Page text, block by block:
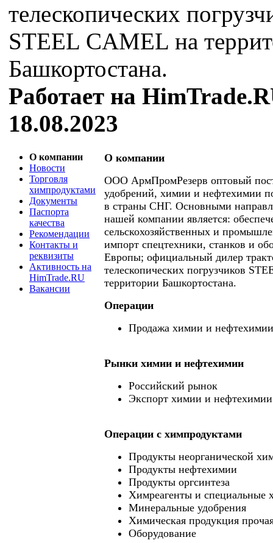
телескопических
STEEL CAMEL на
Башкортостана.
Работает на
18.08.2023
О компании
Новости
Торговля
химпродуктами
Документы
Паспорта
качества
Рекомендации
Контакты и
реквизиты
Активность на
HimTrade.RU
Вакансии
О компании
ООО АрмПромРезерв оптовый
удобрений, химии и нефтехимии
в страны СНГ. Основными
нашей компании является:
сельскохозяйственных и
импорт спецтехники, станков и
Европы; официальный дилер
телескопических погрузчиков
территории Башкортостана.
Операции
Продажа химии и нефтехимии
Рынки химии и нефтехимии
Российский рынок
Экспорт химии и нефтехимии
Операции c химпродуктами
Продукты неорганической
Продукты нефтехимии
Продукты оргсинтеза
Химреагенты и специальные
Минеральные удобрения
Химическая продукция
Оборудование